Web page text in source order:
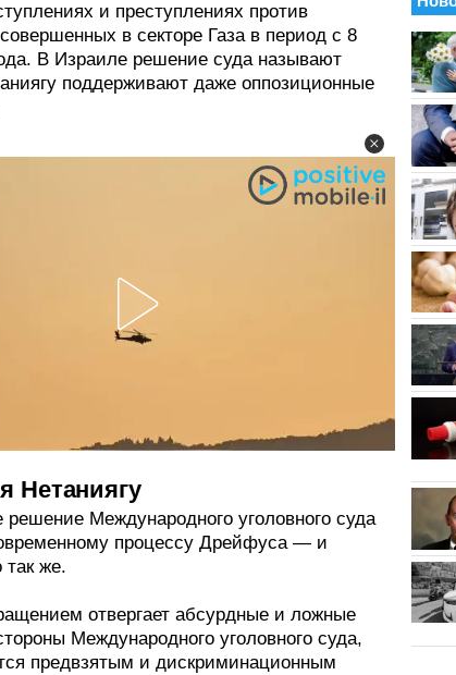
и преступлениях против
в секторе Газа в период с 8
В Израиле решение суда называют
поддерживают даже оппозиционные
Нетаниягу
решение Международного уголовного суда
процессу Дрейфуса — и
так же.
отвергает абсурдные и ложные
Международного уголовного суда,
предвзятым и дискриминационным